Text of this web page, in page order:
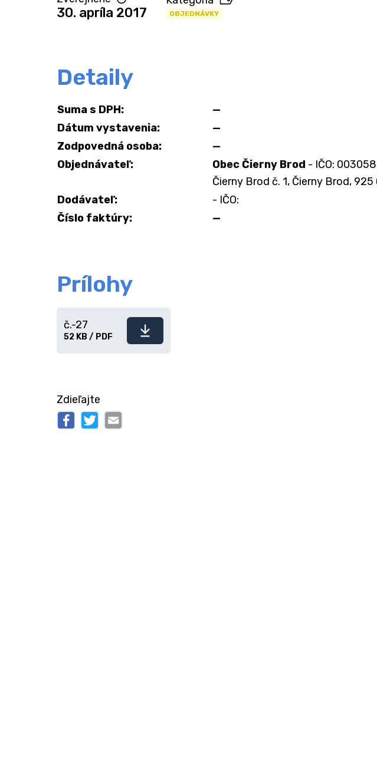
30. apríla 2017 OBJEDNÁVKY
Detaily
Suma s DPH:
—
Dátum vystavenia:
—
Zodpovedná osoba:
—
Objednávateľ:
Obec Čierny Brod - IČO:
Čierny Brod č. 1, Čierny Brod, 925
Dodávateľ:
- IČO:
Číslo faktúry:
—
Prílohy
Stiahnuť
č.-27
52 KB / PDF
Zdieľajte